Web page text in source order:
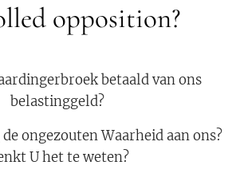
opposition?
betaald van ons
belastinggeld?
ongezouten Waarheid aan ons?
U het te weten?